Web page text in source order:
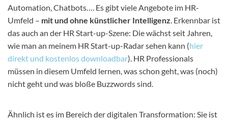
Automation, Chatbots…. Es gibt viele Angebote im HR-
Umfeld – mit und ohne künstlicher Intelligenz. Erkennbar ist
das auch an der HR Start-up-Szene: Die wächst seit Jahren,
wie man an meinem HR Start-up-Radar sehen kann (hier
direkt und kostenlos downloadbar). HR Professionals
müssen in diesem Umfeld lernen, was schon geht, was (noch)
nicht geht und was bloße Buzzwords sind.
Ähnlich ist es im Bereich der digitalen Transformation: Sie ist